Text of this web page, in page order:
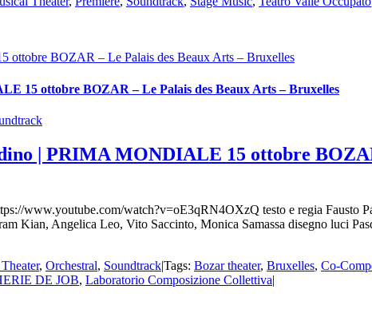
BOZAR – Le Palais des Beaux Arts – Bruxelles
15 ottobre BOZAR – Le Palais des Beaux Arts – Bruxelles
| PRIMA MONDIALE 15 ottobre
www.youtube.com/watch?v=oE3qRN4OXzQ testo e regia Fausto
Kian, Angelica Leo, Vito Saccinto, Monica Samassa disegno luci
, Orchestral, Soundtrack|Tags: Bozar theater, Bruxelles, Co-
DE JOB, Laboratorio Composizione Collettiva|